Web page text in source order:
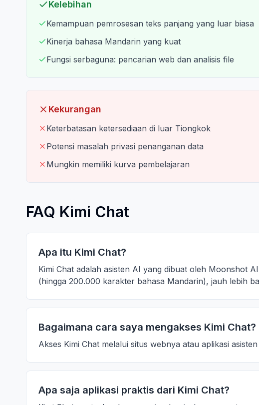
Kelebihan
Kemampuan pemrosesan teks panjang yang luar biasa
Kinerja bahasa Mandarin yang kuat
Fungsi serbaguna: pencarian web dan analisis file
Kekurangan
Keterbatasan ketersediaan di luar Tiongkok
Potensi masalah privasi penanganan data
Mungkin memiliki kurva pembelajaran
FAQ Kimi Chat
Apa itu Kimi Chat?
Kimi Chat adalah asisten AI yang dibuat oleh Moonshot
(hingga 200.000 karakter bahasa Mandarin), jauh lebih
Bagaimana cara saya mengakses Kimi Chat?
Akses Kimi Chat melalui situs webnya atau aplikasi
Apa saja aplikasi praktis dari Kimi Chat?